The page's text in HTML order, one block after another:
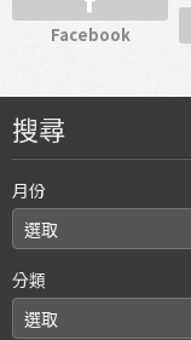
Facebook
搜尋
月份
分類